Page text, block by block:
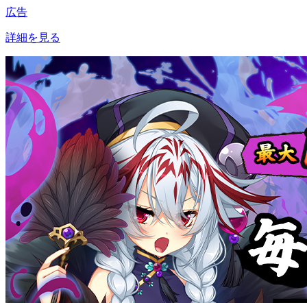
広告
詳細を見る